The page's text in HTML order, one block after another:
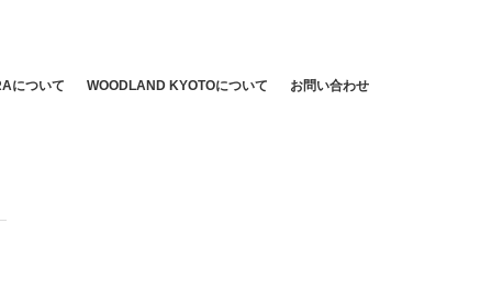
について WOODLAND KYOTOについて お問い合わせ